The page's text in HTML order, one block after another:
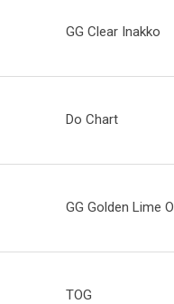
GG Clear Inakko
Do Chart
GG Golden Lime
TOG